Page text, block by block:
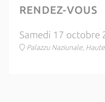
RENDEZ-VOUS
Samedi 17 octobre
Palazzu Naziunale,